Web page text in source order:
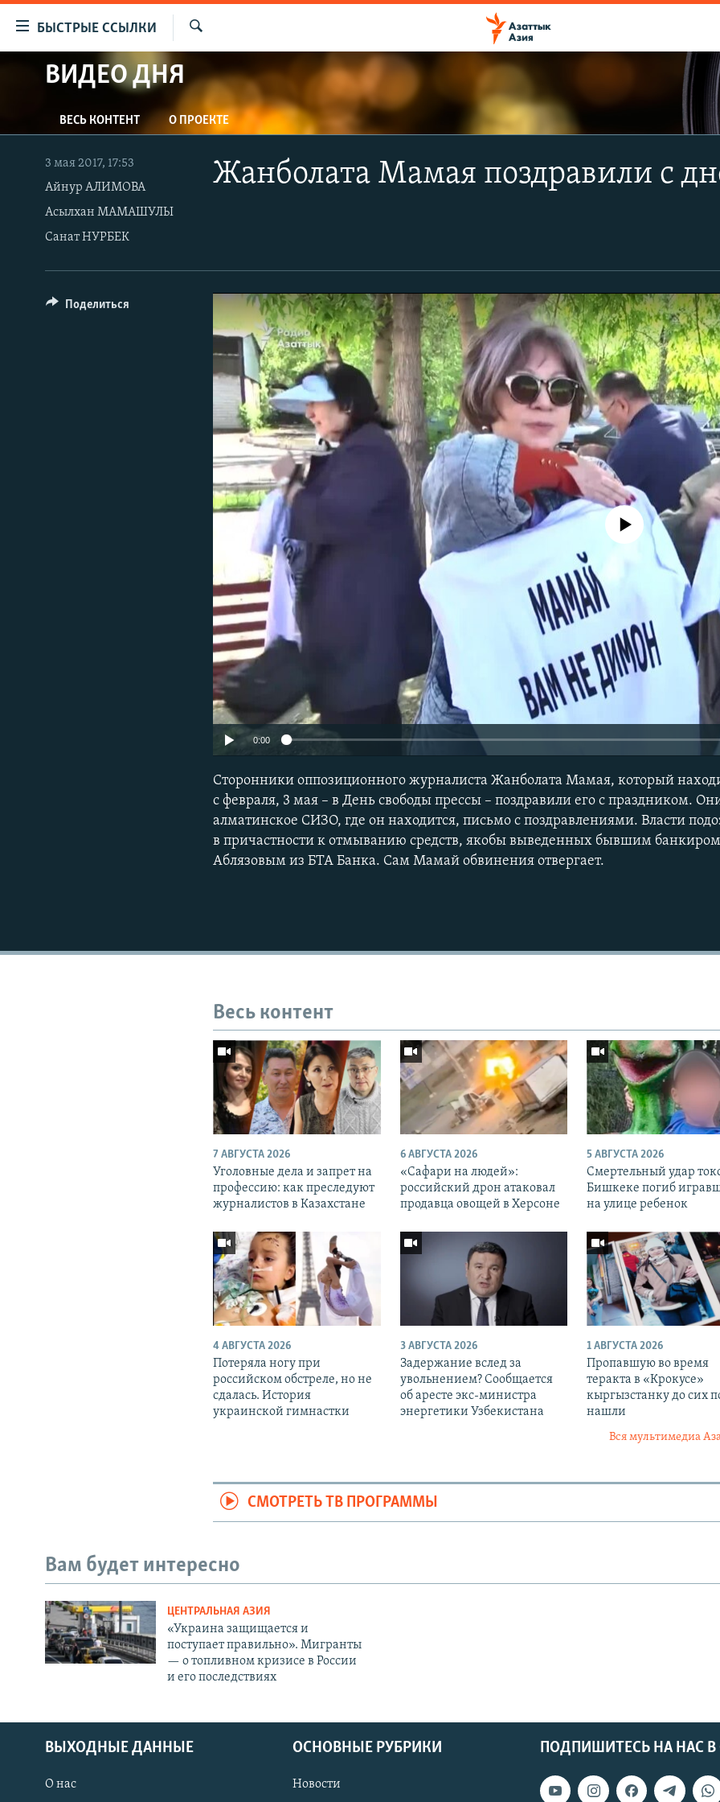
Вернуться
содержанию
главной
навигации
БЫСТРЫЕ ССЫЛКИ
ЦЕНТРАЛЬНАЯ АЗИЯ
УЗБЕКИСТАН
ТАДЖИКИСТАН
ВОЙНА В УКРАИНЕ
НА ДРУГИХ ЯЗЫКАХ
ҚАЗАҚША
КЫРГЫЗЧА
TÜRKMENÇE
ВИДЕО ДНЯ
ВЕСЬ КОНТЕНТ О ПРОЕКТЕ
Жанболата Мамая поздравили с
3 мая 2017, 17:53
Айнур АЛИМОВА
Асылхан МАМАШУЛЫ
Санат НУРБЕК
No media source currently
0:00
Сторонники оппозиционного журналиста Жанболата Мамая, который
с февраля, 3 мая – в День свободы прессы – поздравили его с праздником.
алматинское СИЗО, где он находится, письмо с поздравлениями. Власти
в причастности к отмыванию средств, якобы выведенных бывшим
Аблязовым из БТА Банка. Сам Мамай обвинения отвергает.
Поделиться
Весь контент
7 АВГУСТА 2026
Уголовные дела и запрет на
профессию: как преследуют
журналистов в Казахстане
6 АВГУСТА 2026
«Cафари на людей»:
российский дрон атаковал
продавца овощей в Херсоне
5 АВГУСТА 2026
Смертельный удар
Бишкеке погиб
на улице ребенок
4 АВГУСТА 2026
Потеряла ногу при
российском обстреле, но не
сдалась. История
украинской гимнастки
3 АВГУСТА 2026
Задержание вслед за
увольнением? Сообщается
об аресте экс-министра
энергетики Узбекистана
1 АВГУСТА 2026
Пропавшую во время
теракта в «Крокусе»
кыргызстанку до сих
нашли
Вся мультимедиа
СМОТРЕТЬ ТВ ПРОГРАММЫ
Вам будет интересно
ЦЕНТРАЛЬНАЯ АЗИЯ
«Украина защищается и
поступает правильно». Мигранты
— о топливном кризисе в России
и его последствиях
ПОДПИШИТЕСЬ НА НАС В
ВЫХОДНЫЕ ДАННЫЕ
О нас
ОСНОВНЫЕ РУБРИКИ
Новости